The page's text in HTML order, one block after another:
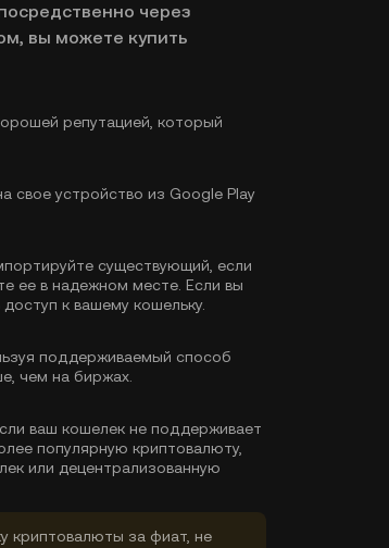
через
вы можете купить
репутацией, который
свое устройство из Google Play
существующий, если
ее в надежном месте. Если вы
к вашему кошельку.
поддерживаемый способ
чем на биржах.
ваш кошелек не поддерживает
популярную криптовалюту,
или децентрализованную
криптовалюты за фиат, не